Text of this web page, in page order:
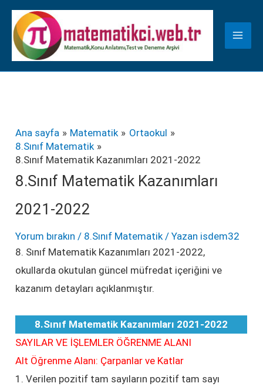
İçeriğe
atla
Ana sayfa Matematik
Ortaokul
8.Sınıf Matematik
8.Sınıf Matematik Kazanımları 2021-2022
8.Sınıf Matematik Kazanımları
2021-2022
Yorum bırakın / 8.Sınıf Matematik/ Yazan isdem32
8. Sınıf Matematik Kazanımları 2021-2022,
okullarda okutulan güncel müfredat içeriğini ve
kazanım detayları açıklanmıştır.
8.Sınıf Matematik Kazanımları 2021-2022
SAYILAR VE İŞLEMLER ÖĞRENME ALANI
Alt Öğrenme Alanı: Çarpanlar ve Katlar
1. Verilen pozitif tam sayıların pozitif tam sayı
K
a
t
e
r
i
e
r